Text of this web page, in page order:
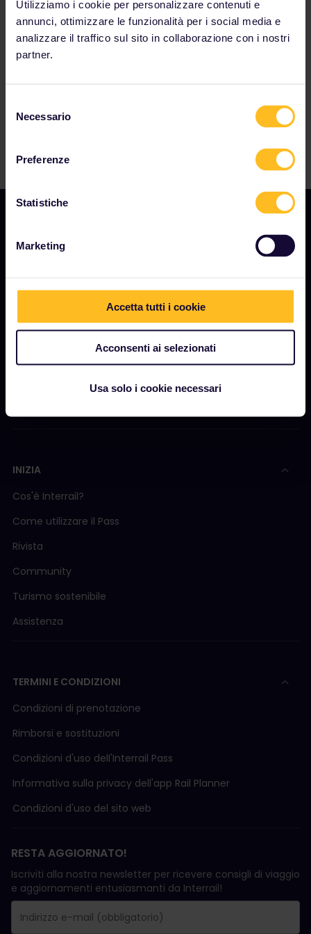
Utilizziamo i cookie per personalizzare contenuti e
annunci, ottimizzare le funzionalità per i social media e
analizzare il traffico sul sito in collaborazione con i nostri
partner.
delNecessario
Preferenze
Statistiche
Marketing
Accetta tutti i cookie
Acconsenti ai selezionati
Usa solo i cookie necessari
I nostri partner includono
Opportunità di lavoro
Sala stampa
Diventa nostro partner
Contenuti sponsorizzati
INIZIA
Cos'è Interrail?
Come utilizzare il Pass
Rivista
Community
Turismo sostenibile
Assistenza
TERMINI E CONDIZIONI
Condizioni di prenotazione
Rimborsi e sostituzioni
Condizioni d'uso delI'Interrail Pass
Informativa sulla privacy dell'app Rail Planner
Condizioni d'uso del sito web
RESTA AGGIORNATO!
Iscriviti alla nostra newsletter per ricevere consigli di viaggio
e aggiornamenti entusiasmanti da Interrail!